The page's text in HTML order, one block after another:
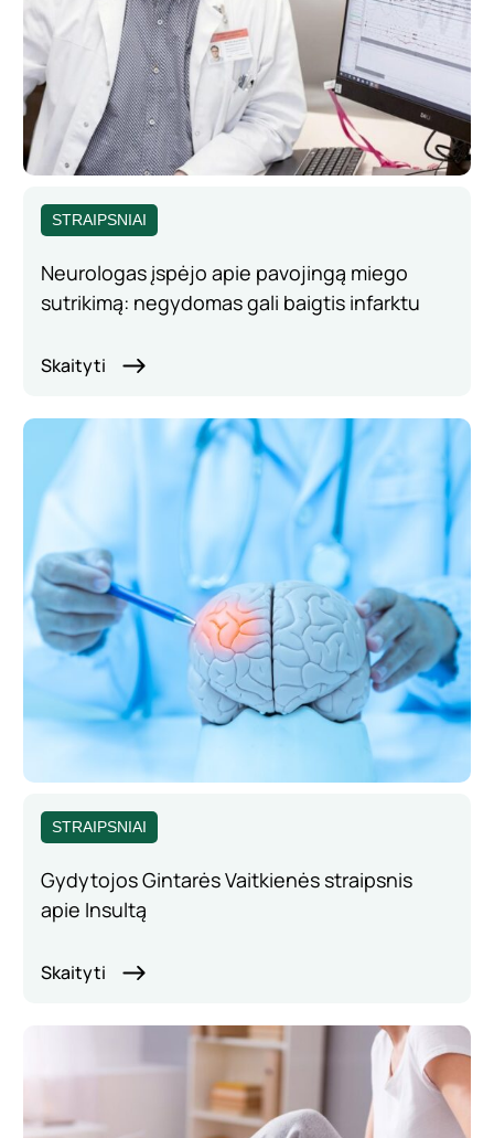
STRAIPSNIAI
Neurologas įspėjo apie pavojingą miego
sutrikimą: negydomas gali baigtis infarktu
Skaityti
STRAIPSNIAI
Gydytojos Gintarės Vaitkienės straipsnis
apie Insultą
Skaityti